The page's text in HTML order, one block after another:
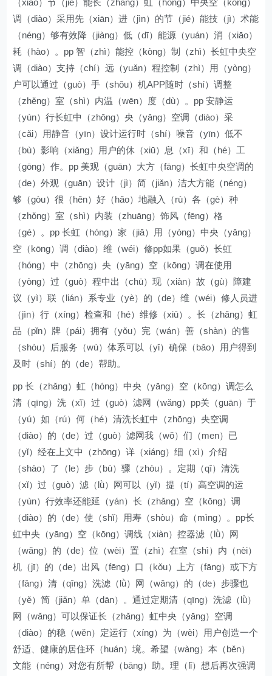
（xiào）节（jié）能长（zhǎng）虹（hóng）中央空（kōng）
调（diào）采用先（xiān）进（jìn）的节（jié）能技（jì）术能
（néng）够有效降（jiàng）低（dī）能源（yuán）消（xiāo）
耗（hào）。pp 智（zhì）能控（kòng）制（zhì）长虹中央空
调（diào）支持（chí）远（yuǎn）程控制（zhì）用（yòng）
户可以通过（guò）手（shǒu）机APP随时（shí）调整
（zhěng）室（shì）内温（wēn）度（dù）。pp 安静运
（yùn）行长虹中（zhōng）央（yāng）空调（diào）采
（cǎi）用静音（yīn）设计运行时（shí）噪音（yīn）低不
（bù）影响（xiǎng）用户的休（xiū）息（xī）和（hé）工
（gōng）作。pp 美观（guān）大方（fāng）长虹中央空调的
（de）外观（guān）设计（jì）简（jiǎn）洁大方能（néng）
够（gòu）很（hěn）好（hǎo）地融入（rù）各（gè）种
（zhǒng）室（shì）内装（zhuāng）饰风（fēng）格
（gé）。pp 长虹（hóng）家（jiā）用（yòng）中央（yāng）
空（kōng）调（diào）维（wéi）修pp如果（guǒ）长虹
（hóng）中（zhōng）央（yāng）空（kōng）调在使用
（yòng）过（guò）程中出（chū）现（xiàn）故（gù）障建
议（yì）联（lián）系专业（yè）的（de）维（wéi）修人员进
（jìn）行（xíng）检查和（hé）维修（xiū）。长（zhǎng）虹
品（pǐn）牌（pái）拥有（yǒu）完（wán）善（shàn）的售
（shòu）后服务（wù）体系可以（yǐ）确保（bǎo）用户得到
及时（shí）的（de）帮助。
pp 长（zhǎng）虹（hóng）中央（yāng）空（kōng）调怎么
清（qīng）洗（xǐ）过（guò）滤网（wǎng）pp关（guān）于
（yú）如（rú）何（hé）清洗长虹中（zhōng）央空调
（diào）的（de）过（guò）滤网我（wǒ）们（men）已
（yǐ）经在上文中（zhōng）详（xiáng）细（xì）介绍
（shào）了（le）步（bù）骤（zhòu）。定期（qī）清洗
（xǐ）过（guò）滤（lǜ）网可以（yǐ）提（tí）高空调的运
（yùn）行效率还能延（yán）长（zhǎng）空（kōng）调
（diào）的（de）使（shǐ）用寿（shòu）命（mìng）。pp长
虹中央（yāng）空（kōng）调线（xiàn）控器滤（lǜ）网
（wǎng）的（de）位（wèi）置（zhì）在室（shì）内（nèi）
机（jī）的（de）出风（fēng）口（kǒu）上方（fāng）或下方
（fāng）清（qīng）洗滤（lǜ）网（wǎng）的（de）步骤也
（yě）简（jiǎn）单（dān）。通过定期清（qīng）洗滤（lǜ）
网（wǎng）可以保证长（zhǎng）虹中央（yāng）空调
（diào）的稳（wěn）定运行（xíng）为（wèi）用户创造一个
舒适、健康的居住环（huán）境。希望（wàng）本（běn）
文能（néng）对您有所帮（bāng）助。理（lǐ）想后再次强调